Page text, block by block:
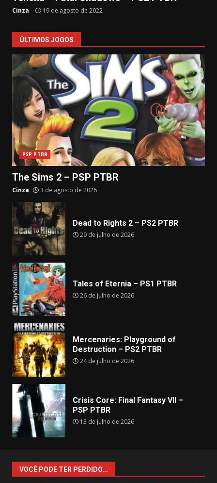
Cinza 19 de agosto de 2022
ÚLTIMOS JOGOS
PSP PTBR
The Sims 2 – PSP PTBR
Cinza 3 de agosto de 2026
Dead to Rights 2 – PS2 PTBR
29 de julho de 2026
Tales of Eternia – PS1 PTBR
26 de julho de 2026
Mercenaries: Playground of
Destruction – PS2 PTBR
24 de julho de 2026
Crisis Core: Final Fantasy VII –
PSP PTBR
13 de julho de 2026
VOCÊ PODE TER PERDIDO...